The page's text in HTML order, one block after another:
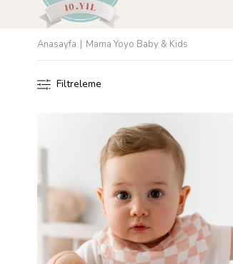
Anasayfa Mama Yoyo Baby & Kids
Filtreleme